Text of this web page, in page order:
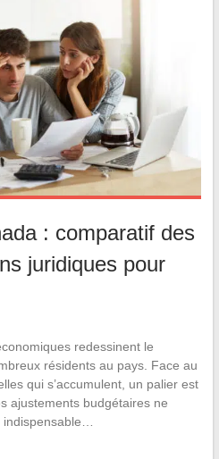
: comparatif des
juridiques pour
redessinent le
résidents au pays. Face au
qui s’accumulent, un palier est
ajustements budgétaires ne
indispensable…